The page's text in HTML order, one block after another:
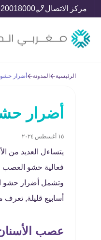
مركز الاتصال
الرئيسية المدونة أضرار
أضرار
١٥ أغسطس ٢٠٢٤
يتساءل العديد من
فعالية حشو العصب
وتشمل أضرار حشو
أسابيع قليلة,
عصب